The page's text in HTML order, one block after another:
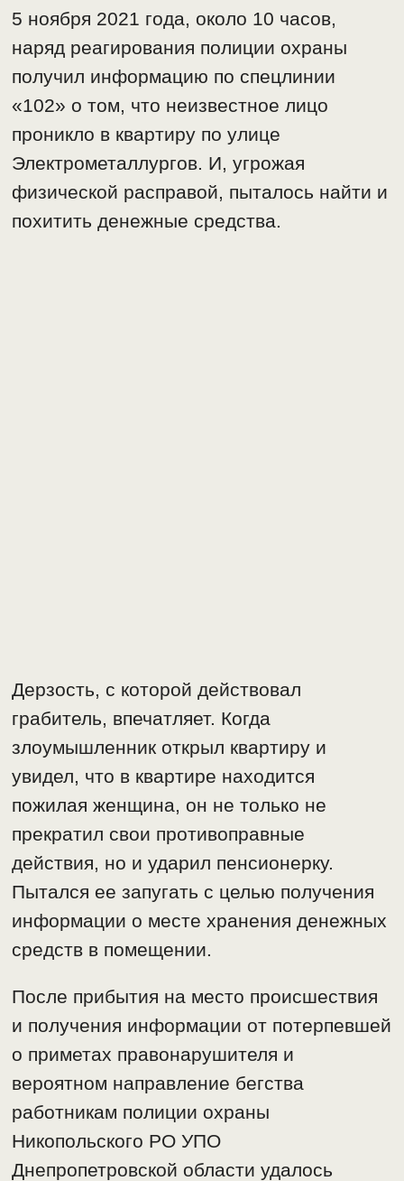
5 ноября 2021 года, около 10 часов,
наряд реагирования полиции охраны
получил информацию по спецлинии
«102» о том, что неизвестное лицо
проникло в квартиру по улице
Электрометаллургов. И, угрожая
физической расправой, пыталось найти и
похитить денежные средства.
Дерзость, с которой действовал
грабитель, впечатляет. Когда
злоумышленник открыл квартиру и
увидел, что в квартире находится
пожилая женщина, он не только не
прекратил свои противоправные
действия, но и ударил пенсионерку.
Пытался ее запугать с целью получения
информации о месте хранения денежных
средств в помещении.
После прибытия на место происшествия
и получения информации от потерпевшей
о приметах правонарушителя и
вероятном направление бегства
работникам полиции охраны
Никопольского РО УПО
Днепропетровской области удалось